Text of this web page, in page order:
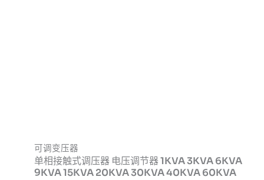
可调变压器
单相接触式调压器 电压调节器 1KVA 3KVA 6KVA
9KVA 15KVA 20KVA 30KVA 40KVA 60KVA